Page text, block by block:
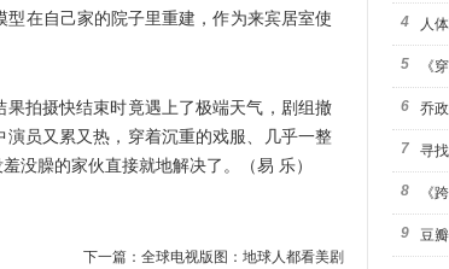
在自己家的院子里重建，作为来宾居室使
拍摄快结束时竟遇上了极端天气，剧组撤
员又累又热，穿着沉重的戏服、几乎一整
没臊的家伙直接就地解决了。（易 乐）
下一篇： 全球电视版图：地球人都看美剧
4 人
荒
5 《
侃“
6 乔
7 寻
奇
8 《
圈
9 豆